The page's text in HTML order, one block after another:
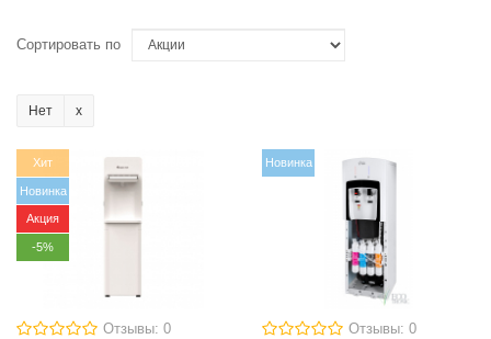
Сортировать по
Нет
Хит
Новинка
Акция
-5%
Отзывы: 0
Новинка
Отзывы: 0